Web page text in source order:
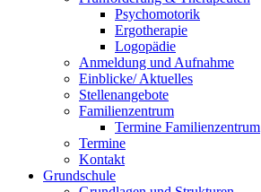
Psychomotorik
Ergotherapie
Logopädie
Anmeldung und Aufnahme
Einblicke/ Aktuelles
Stellenangebote
Familienzentrum
Termine Familienzentrum
Termine
Kontakt
Grundschule